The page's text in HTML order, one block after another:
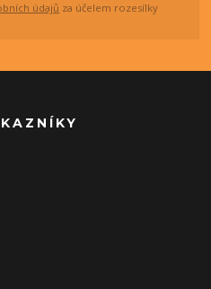
údajů za účelem rozesílky